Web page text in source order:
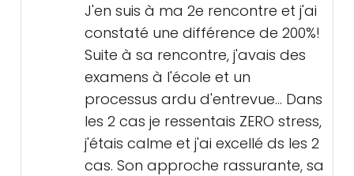
J'en suis à ma 2e rencontre et j'ai
constaté une différence de 200%!
Suite à sa rencontre, j'avais des
examens à l'école et un
processus ardu d'entrevue... Dans
les 2 cas je ressentais ZERO stress,
j'étais calme et j'ai excellé ds les 2
cas. Son approche rassurante, sa